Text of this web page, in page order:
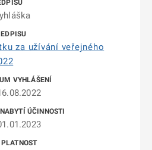
za užívání veřejného